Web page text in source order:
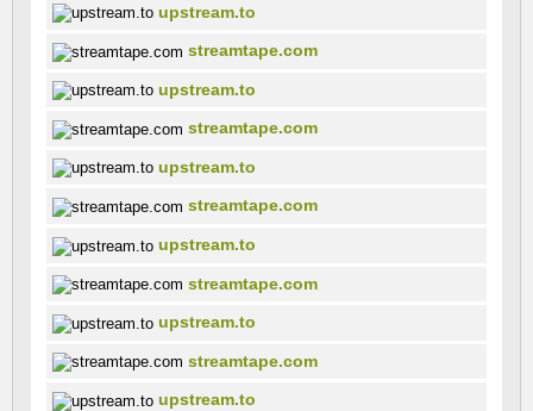
upstream.to
streamtape.com
upstream.to
streamtape.com
upstream.to
streamtape.com
upstream.to
streamtape.com
upstream.to
streamtape.com
upstream.to